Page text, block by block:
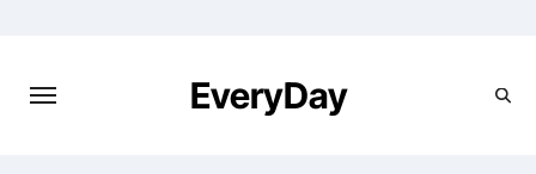
EveryDay